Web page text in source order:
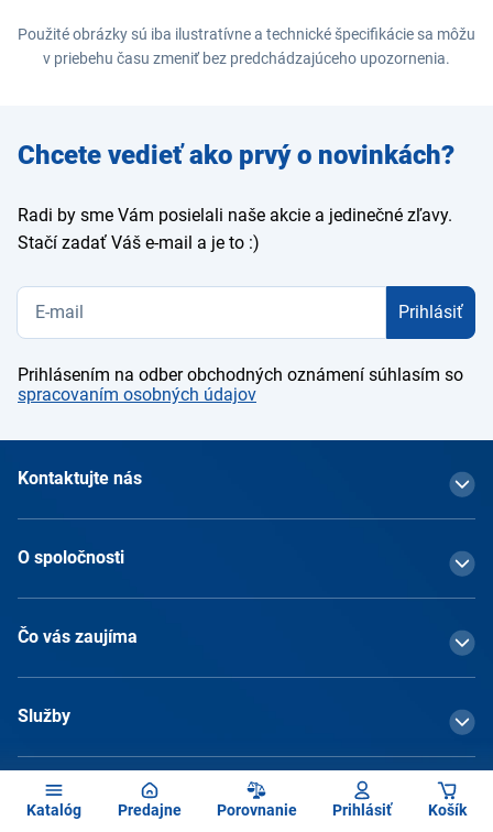
Katalóg Predajne Porovnanie Prihlásiť Košík
Použité obrázky sú iba ilustratívne a technické špecifikácie sa môžu
v priebehu času zmeniť bez predchádzajúceho upozornenia.
Zadajte
e-mail
Chcete vedieť ako prvý o novinkách?
Radi by sme Vám posielali naše akcie a jedinečné zľavy.
Stačí zadať Váš e-mail a je to :)
Prihlásiť
Prihlásením na odber obchodných oznámení súhlasím so
spracovaním osobných údajov
Kontaktujte nás
O spoločnosti
Čo vás zaujíma
Služby